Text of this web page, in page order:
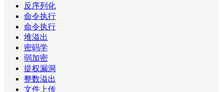
反序列化
命令执行
命令执行
堆溢出
密码学
弱加密
提权漏洞
整数溢出
文件上传